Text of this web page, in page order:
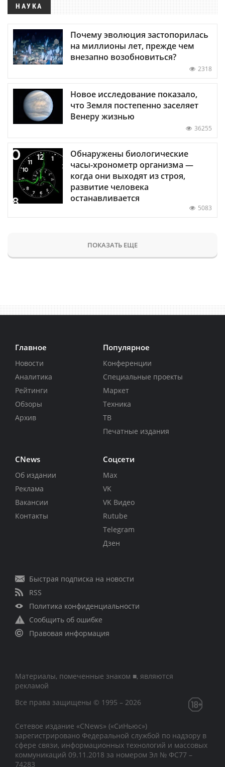
НАУКА
Почему эволюция застопорилась
на миллионы лет, прежде чем
внезапно возобновиться?
2318
Новое исследование показало,
что Земля постепенно заселяет
Венеру жизнью
36255
Обнаружены биологические
часы-хронометр организма —
когда они выходят из строя,
развитие человека
останавливается
5083
ПОКАЗАТЬ ЕЩЕ
Главное
Новости
Аналитика
Рейтинги
Обзоры
Архив
Популярное
Конференции
Специальные проекты
Маркет
Техника
ТВ
Печатные издания
CNews
Об издании
Реклама
Вакансии
Контакты
Соцсети
Max
VK
VK Видео
Rutube
Telegram
Дзен
Быстрая подписка на новости
RSS
Политика конфиденциальности
Сообщить об ошибке
Правовая информация
Материалы, помеченные знаком ■, являются
рекламой
Все права защищены © 1995 – 2026
Сетевое издание «CNews» («СиНьюс»)
зарегистрировано Федеральной службой по надзору в
сфере связи, информационных технологий и массовых
коммуникаций 09.11.2018 за номером Эл № ФС77 –
74283